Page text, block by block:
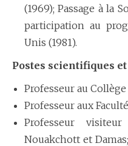
(1969); Passage à la
participation au
Unis (1981).
Postes scientifiques
Professeur au Collège
Professeur aux
Professeur
Nouakchott et